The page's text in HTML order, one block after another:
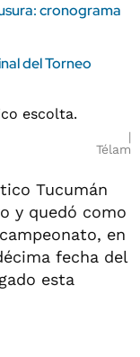
cronograma
del Torneo
Télam
Tucumán
y quedó como
en
fecha del
esta